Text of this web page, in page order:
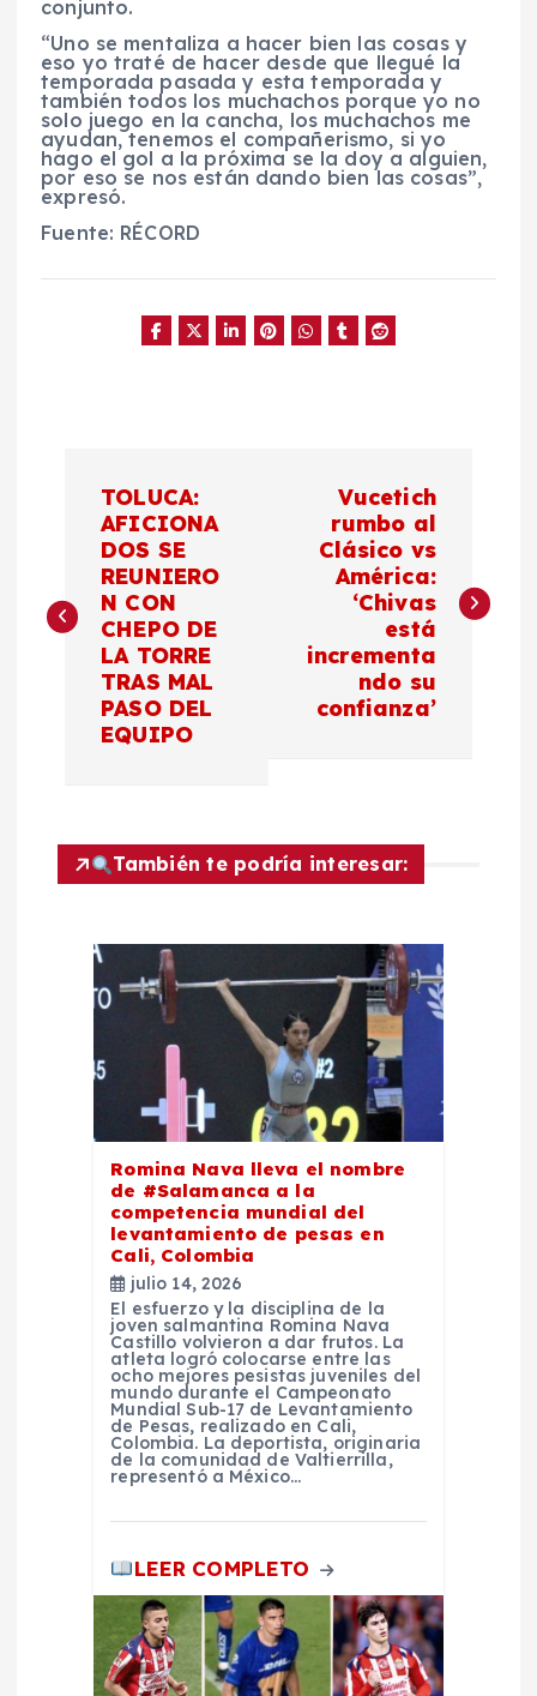
conjunto.
“Uno se mentaliza a hacer bien las cosas y
eso yo traté de hacer desde que llegué la
temporada pasada y esta temporada y
también todos los muchachos porque yo no
solo juego en la cancha, los muchachos me
ayudan, tenemos el compañerismo, si yo
hago el gol a la próxima se la doy a alguien,
por eso se nos están dando bien las cosas”,
expresó.
Fuente: RÉCORD
v
e
c
TOLUCA:
AFICIONA
DOS SE
REUNIERO
N CON
CHEPO DE
LA TORRE
TRAS MAL
PASO DEL
EQUIPO
Vucetich
rumbo al
Clásico vs
América:
‘Chivas
está
incrementa
ndo su
confianza’
También te podría interesar:
Romina Nava lleva el nombre
de #Salamanca a la
competencia mundial del
levantamiento de pesas en
Cali, Colombia
julio 14, 2026
El esfuerzo y la disciplina de la
joven salmantina Romina Nava
Castillo volvieron a dar frutos. La
atleta logró colocarse entre las
ocho mejores pesistas juveniles del
mundo durante el Campeonato
Mundial Sub-17 de Levantamiento
de Pesas, realizado en Cali,
Colombia. La deportista, originaria
de la comunidad de Valtierrilla,
representó a México…
LEER COMPLETO